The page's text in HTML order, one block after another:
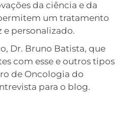
da ciência e da
um tratamento
e personalizado.
Dr. Bruno Batista, que
com esse e outros tipos
de Oncologia do
para o blog.